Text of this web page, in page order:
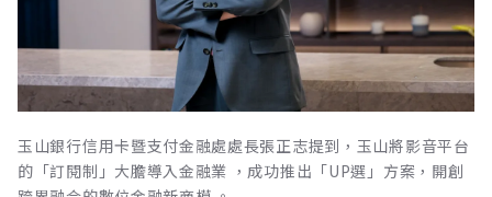
玉山銀行信用卡暨支付金融處處長張正志提到，玉山將影音平台
的「訂閱制」大膽導入金融業 ，成功推出「UP選」方案，開創